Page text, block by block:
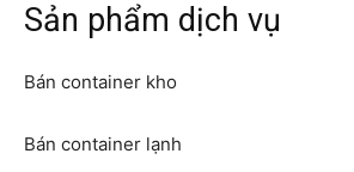
Sản phẩm dịch vụ
Bán container kho
Bán container lạnh